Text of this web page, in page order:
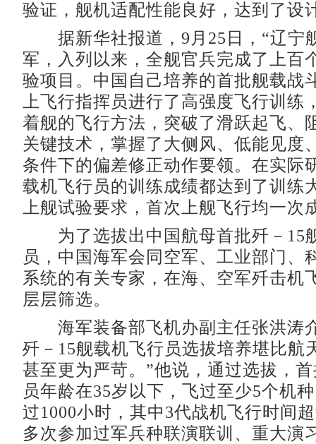
验证，舰机适配性能良好，达到了设
据新华社报道，9月25日，“辽宁
军，入列以来，全舰官兵完成了上百
验项目。中国自己培养的首批舰载战
上飞行指挥员进行了高强度飞行训练
着舰的飞行方法，突破了滑跃起飞、
关键技术，掌握了大侧风、低能见度
条件下的偏差修正动作要领。在实际
载机飞行员的训练成绩都达到了训练
上舰试验要求，首次上舰飞行均一次
为了选拔出中国航母首批歼－15
员，中国海军会同空军、工业部门、
系统的有关专家，在海、空军歼击机
层层筛选。
海军装备部飞机办副主任张洪涛
歼－15舰载机飞行员选拔培养堪比航
甚至更为严苛。”他说，通过选拔，
员年龄在35岁以下，飞过至少5个机
过1000小时，其中3代战机飞行时间
多次参加过军兵种联演联训、重大演